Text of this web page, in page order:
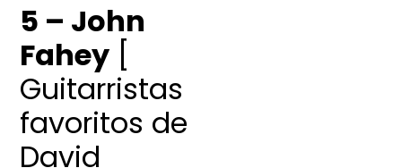
5 – John
Fahey
Guitarristas
favoritos de
David